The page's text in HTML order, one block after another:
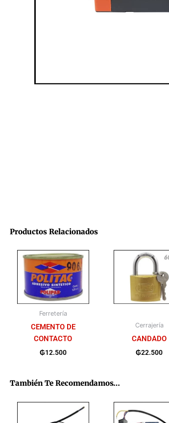
Productos Relacionados
Ferretería
CEMENTO DE
CONTACTO
₲12.500
Cerrajería
CANDADO
₲22.500
También Te Recomendamos…